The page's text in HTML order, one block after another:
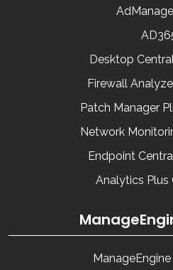
Desktop
Firewall
Patch Manager
Network
Endpoint
Analytics Plus